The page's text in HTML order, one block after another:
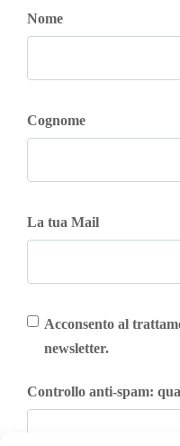
Nome
Cognome
La tua Mail
Acconsento al
newsletter.
Controllo anti-spam: